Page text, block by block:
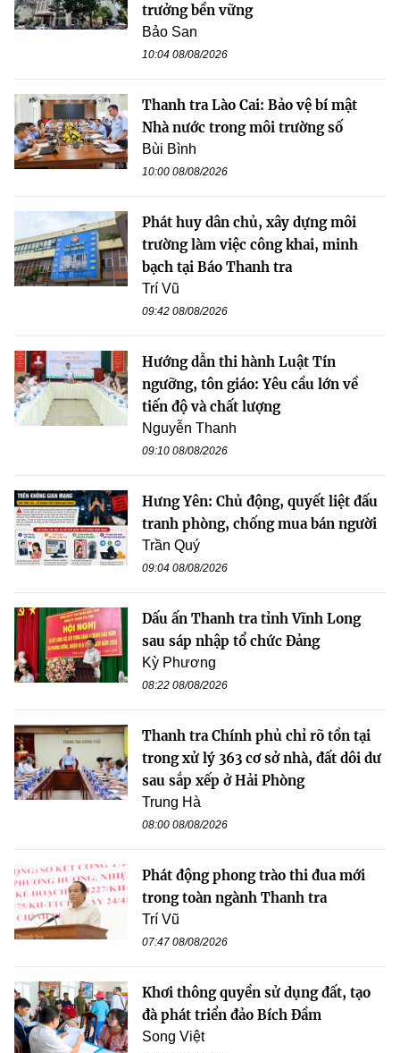
trưởng bền vững
Bảo San
10:04 08/08/2026
Thanh tra Lào Cai: Bảo vệ bí mật
Nhà nước trong môi trường số
Bùi Bình
10:00 08/08/2026
Phát huy dân chủ, xây dựng môi
trường làm việc công khai, minh
bạch tại Báo Thanh tra
Trí Vũ
09:42 08/08/2026
Hướng dẫn thi hành Luật Tín
ngưỡng, tôn giáo: Yêu cầu lớn về
tiến độ và chất lượng
Nguyễn Thanh
09:10 08/08/2026
Hưng Yên: Chủ động, quyết liệt đấu
tranh phòng, chống mua bán người
Trần Quý
09:04 08/08/2026
Dấu ấn Thanh tra tỉnh Vĩnh Long
sau sáp nhập tổ chức Đảng
Kỳ Phương
08:22 08/08/2026
Thanh tra Chính phủ chỉ rõ tồn tại
trong xử lý 363 cơ sở nhà, đất dôi dư
sau sắp xếp ở Hải Phòng
Trung Hà
08:00 08/08/2026
Phát động phong trào thi đua mới
trong toàn ngành Thanh tra
Trí Vũ
07:47 08/08/2026
Khơi thông quyền sử dụng đất, tạo
đà phát triển đảo Bích Đầm
Song Việt